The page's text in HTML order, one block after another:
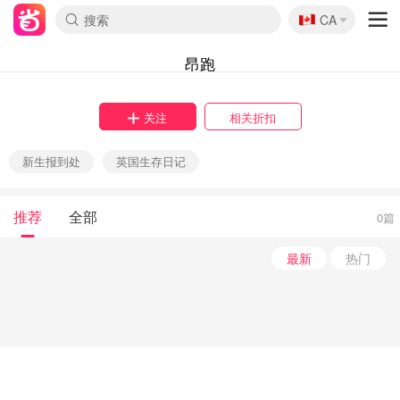
🇨🇦
CA
昂跑
关注 相关折扣
新生报到处 英国生存日记
推荐 全部 0篇
最新 热门